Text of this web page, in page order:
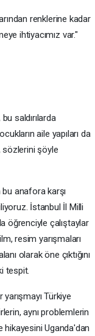
renklerine kadar
ihtiyacımız var."
saldırılarda
aile yapıları da
sözlerini şöyle
anafora karşı
İstanbul İl Milli
öğrenciyle çalıştaylar
resim yarışmaları
olarak öne çıktığını
tespit.
Türkiye
aynı problemlerin
Uganda'dan